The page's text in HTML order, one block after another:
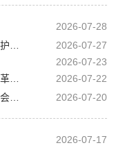
2026-07-28
2026-07-27
2026-07-23
2026-07-22
2026-07-20
2026-07-17